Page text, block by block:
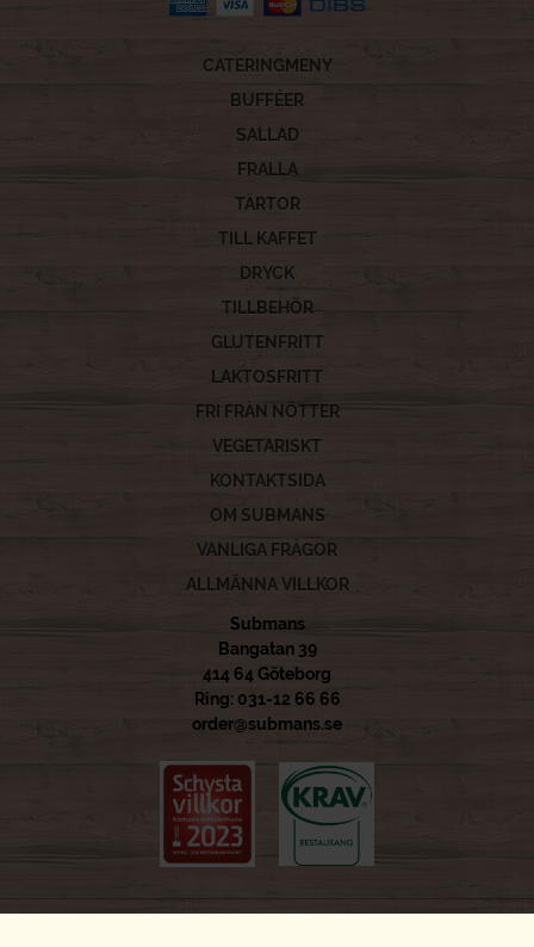
CATERINGMENY
BUFFÉER
SALLAD
FRALLA
TÅRTOR
TILL KAFFET
DRYCK
TILLBEHÖR
GLUTENFRITT
LAKTOSFRITT
FRI FRÅN NÖTTER
VEGETARISKT
KONTAKTSIDA
OM SUBMANS
VANLIGA FRÅGOR
ALLMÄNNA VILLKOR
Submans
Bangatan 39
414 64 Göteborg
Ring: 031-12 66 66
order@submans.se